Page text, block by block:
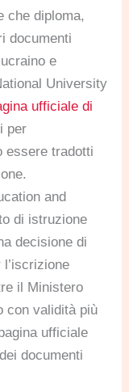
che diploma,
documenti
e
University
ufficiale di
per
essere tradotti
and
di istruzione
decisione di
il Ministero
con validità più
ufficiale
documenti